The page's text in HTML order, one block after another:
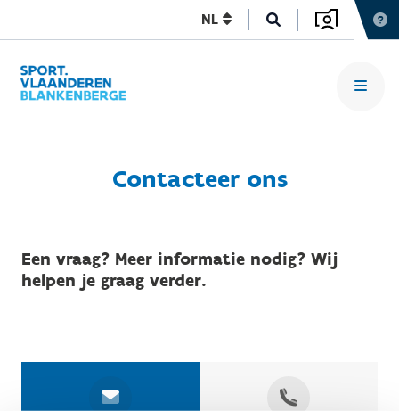
NL
Contacteer ons
Een vraag? Meer informatie nodig? Wij
helpen je graag verder.